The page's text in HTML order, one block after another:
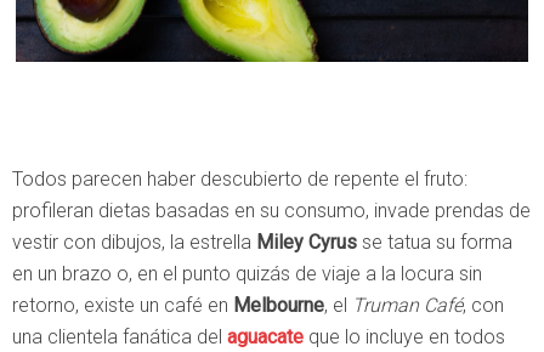
Todos parecen haber descubierto de repente el fruto:
profileran dietas basadas en su consumo, invade prendas de
vestir con dibujos, la estrella Miley Cyrus se tatua su forma
en un brazo o, en el punto quizás de viaje a la locura sin
retorno, existe un café en Melbourne, el Truman Café, con
una clientela fanática del aguacate que lo incluye en todos